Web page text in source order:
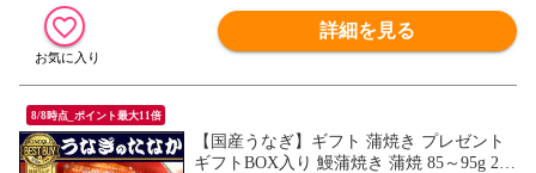
詳細を見る
8/8時点_ポイント最大11倍
【国産うなぎ】ギフト 蒲焼き プレゼント
ギフトBOX入り 鰻蒲焼き 蒲焼 85～95g 2枚